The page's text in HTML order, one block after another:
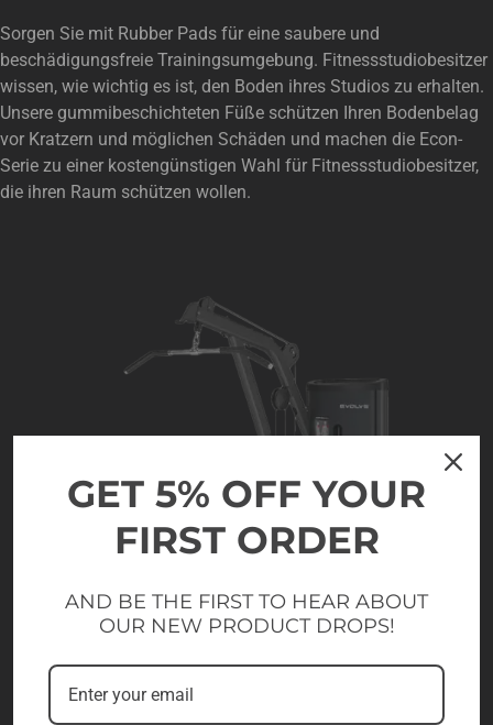
Sorgen Sie mit Rubber Pads für eine saubere und
beschädigungsfreie Trainingsumgebung. Fitnessstudiobesitzer
wissen, wie wichtig es ist, den Boden ihres Studios zu erhalten.
Unsere gummibeschichteten Füße schützen Ihren Bodenbelag
vor Kratzern und möglichen Schäden und machen die Econ-
Serie zu einer kostengünstigen Wahl für Fitnessstudiobesitzer,
die ihren Raum schützen wollen.
GET 5% OFF YOUR
FIRST ORDER
AND BE THE FIRST TO HEAR ABOUT
OUR NEW PRODUCT DROPS!